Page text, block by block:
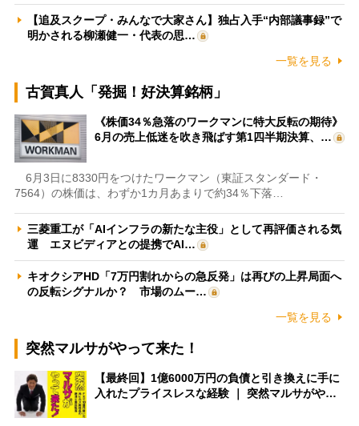
【追及スクープ・みんなで大家さん】独占入手“内部議事録”で
明かされる柳瀬健一・代表の思…
一覧を見る
古賀真人「発掘！好決算銘柄」
《株価34％急落のワークマンに特大反転の期待》
6月の売上低迷を吹き飛ばす第1四半期決算、…
6月3日に8330円をつけたワークマン（東証スタンダード・
7564）の株価は、わずか1カ月あまりで約34％下落…
三菱重工が「AIインフラの新たな主役」として再評価される気
運 エヌビディアとの提携でAI…
キオクシアHD「7万円割れからの急反発」は再びの上昇局面へ
の反転シグナルか？ 市場のムー…
一覧を見る
突然マルサがやって来た！
【最終回】1億6000万円の負債と引き換えに手に
入れたプライスレスな経験 ｜ 突然マルサがや…